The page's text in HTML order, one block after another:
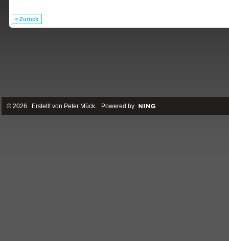
< Zurück
© 2026 Erstellt von Peter Mück. Powered by